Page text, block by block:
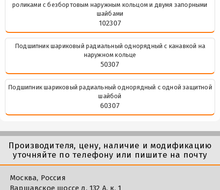
роликами с безбортовым наружным кольцом и двумя запорными
шайбами
102307
Подшипник шариковый радиальный однорядный с канавкой на
наружном кольце
50307
Подшипник шариковый радиальный однорядный с одной защитной
шайбой
60307
Производителя, цену, наличие и модификацию
уточняйте по телефону или пишите на почту
Москва, Россия
Варшавское шоссе д. 132 А, к. 1